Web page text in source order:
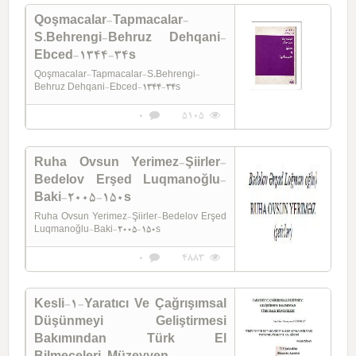
Qoşmacalar-Tapmacalar-
S.Behrengi-Behruz Dehqani-
Ebced-1344-34s
Qoşmacalar-Tapmacalar-S.Behrengi-
Behruz Dehqani-Ebced-1344-34s
5105
0
Ruha Ovsun Yerimez-Şiirler-
Bedelov Erşed Luqmanoğlu-
Baki-2005-150s
Ruha Ovsun Yerimez-Şiirler-Bedelov Erşed
Luqmanoğlu-Baki-2005-150s
4883
0
Kesli-1-Yaratıcı Ve Çağrışımsal
Düşünmeyi Geliştirmesi
Bakımından Türk El